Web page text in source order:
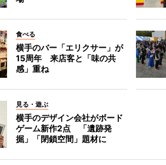
食べる
横手のバー「エリクサー」が
15周年 来店客と「味の共
感」重ね
見る・遊ぶ
横手のデザイン会社がボード
ゲーム新作2点 「遺跡発
掘」「閉鎖空間」題材に